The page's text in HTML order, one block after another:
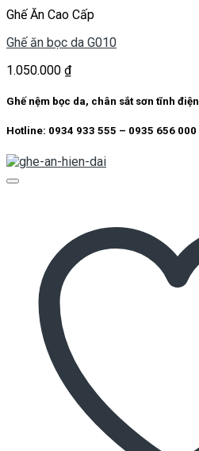
Ghế Ăn Cao Cấp
Ghế ăn bọc da G010
1.050.000 ₫
Ghế nệm bọc da, chân sắt sơn tĩnh điện
Hotline: 0934 933 555 – 0935 656 000